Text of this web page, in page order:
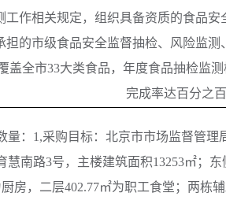
工作相关规定，组织具备资质的食品
担的市级食品安全监督抽检、风险监
盖全市33大类食品，年度食品抽检监
完成率达百分之
量： 1,采购目标：北京市市场监督管理
慧南路3号，主楼建筑面积13253㎡；
厨房，二层402.77㎡为职工食堂；两栋